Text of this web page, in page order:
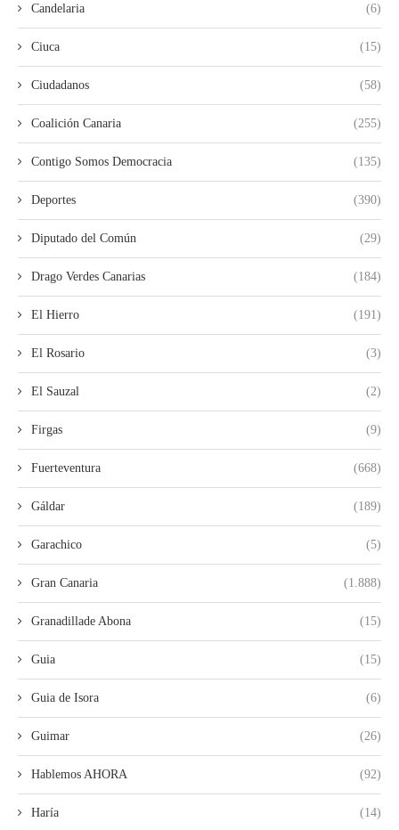
Candelaria (6)
Ciuca (15)
Ciudadanos (58)
Coalición Canaria (255)
Contigo Somos Democracia (135)
Deportes (390)
Diputado del Común (29)
Drago Verdes Canarias (184)
El Hierro (191)
El Rosario (3)
El Sauzal (2)
Firgas (9)
Fuerteventura (668)
Gáldar (189)
Garachico (5)
Gran Canaria (1.888)
Granadillade Abona (15)
Guia (15)
Guia de Isora (6)
Guimar (26)
Hablemos AHORA (92)
Haría (14)